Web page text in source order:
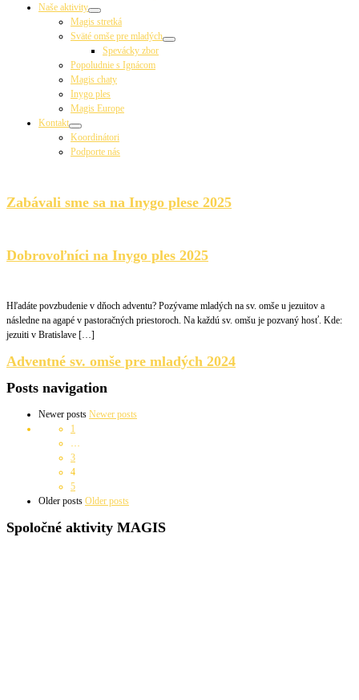
Naše aktivity
Magis stretká
Sväté omše pre mladých
Spevácky zbor
Popoludnie s Ignácom
Magis chaty
Inygo ples
Magis Europe
Kontakt
Koordinátori
Podporte nás
Zabávali sme sa na Inygo plese 2025
Dobrovoľníci na Inygo ples 2025
Hľadáte povzbudenie v dňoch adventu? Pozývame mladých na sv. omše u jezuitov a
následne na agapé v pastoračných priestoroch. Na každú sv. omšu je pozvaný hosť. Kde:
jezuiti v Bratislave […]
Adventné sv. omše pre mladých 2024
Posts navigation
Newer posts Newer posts
1
…
3
4
5
Older posts Older posts
Spoločné aktivity MAGIS